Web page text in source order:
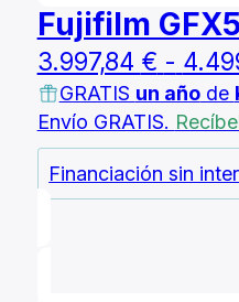
Fujifilm
3.997,84 € -
GRATIS un añode
Envío GRATIS.
Financiación sin